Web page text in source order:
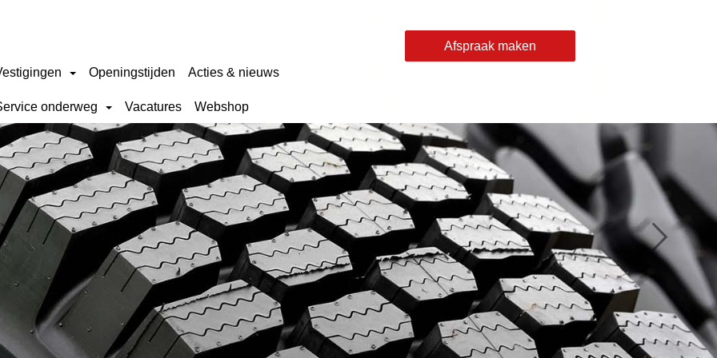
Openingstijden Acties & nieuws
onderweg Vacatures Webshop
Afspraak maken